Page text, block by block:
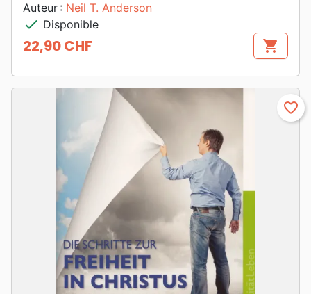
Auteur : Neil T. Anderson
check Disponible
Prix
22,90 CHF shopping_cart
favorite_border